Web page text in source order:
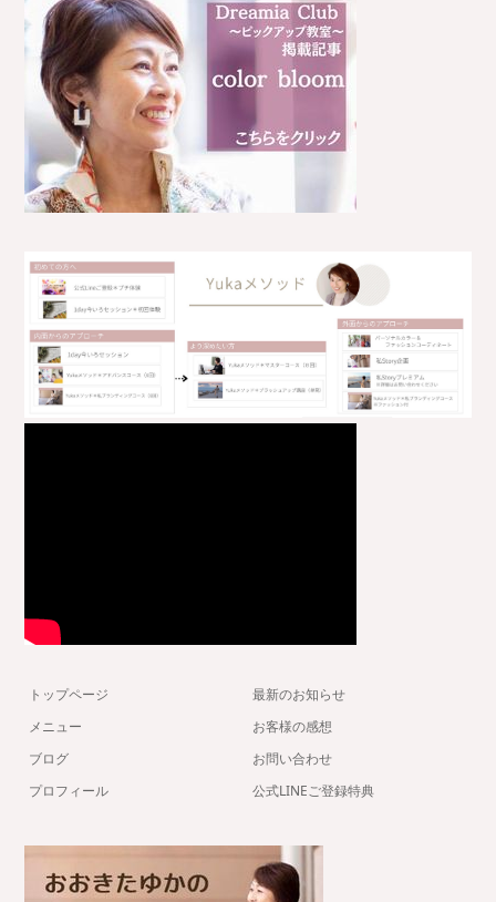
トップページ
メニュー
ブログ
プロフィール
最新のお知らせ
お客様の感想
お問い合わせ
公式LINEご登録特典